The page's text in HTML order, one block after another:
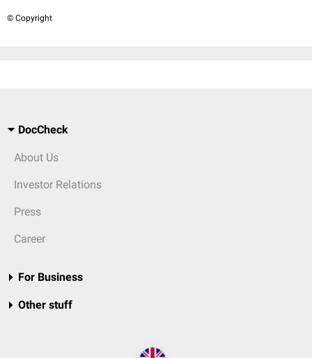
© Copyright
DocCheck
About Us
Investor Relations
Press
Career
For Business
Other stuff